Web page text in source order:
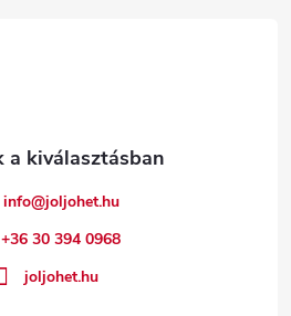
info@joljohet.hu
+36 30 394 0968
joljohet.hu